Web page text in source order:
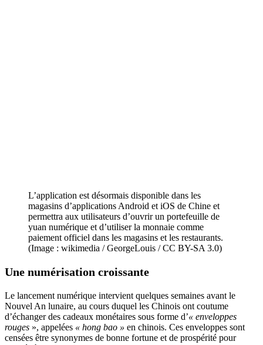
L’application est désormais disponible dans les
magasins d’applications Android et iOS de Chine et
permettra aux utilisateurs d’ouvrir un portefeuille de
yuan numérique et d’utiliser la monnaie comme
paiement officiel dans les magasins et les restaurants.
(Image : wikimedia / GeorgeLouis / CC BY-SA 3.0)
Une numérisation croissante
Le lancement numérique intervient quelques semaines avant le
Nouvel An lunaire, au cours duquel les Chinois ont coutume
d’échanger des cadeaux monétaires sous forme d’« enveloppes
rouges », appelées « hong bao » en chinois. Ces enveloppes sont
censées être synonymes de bonne fortune et de prospérité pour